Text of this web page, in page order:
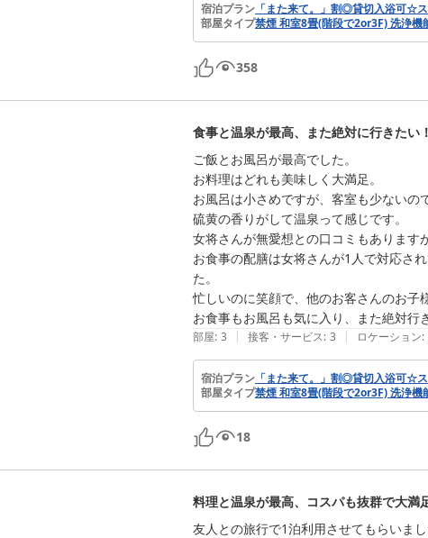
宿泊プラン 「また来て。」割◎貸切入浴可☆
部屋タイプ禁煙 和室8畳(階段で2or3F) 洗浄機
358
食事と温泉が最高、また絶対に行きたい！
ご飯とお風呂が最高でした。
お料理はどれも美味しく大満足。
お風呂は小さめですが、客室も少ないの
硫黄の香りがして温泉って感じです。
女将さんが無愛想との口コミもあります
お食事の配膳は女将さんが1人で対応さ
た。
忙しいのに笑顔で、他のお客さんのお子
お食事もお風呂も気に入り、また絶対行
部屋: 3 | 接客・サービス: 3 | ロケーション:
宿泊プラン 「また来て。」割◎貸切入浴可☆
部屋タイプ禁煙 和室8畳(階段で2or3F) 洗浄機
18
料理と温泉が最高、コスパも抜群で大満
友人との旅行で1泊利用させてもらいまし